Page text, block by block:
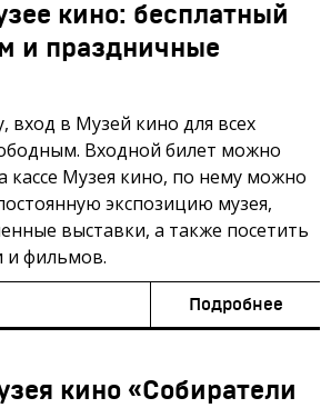
кино: бесплатный
и праздничные
вход в Музей кино для всех
Входной билет можно
кассе Музея кино, по нему можно
экспозицию музея,
выставки, а также посетить
и фильмов.
Подробнее
кино «Собиратели